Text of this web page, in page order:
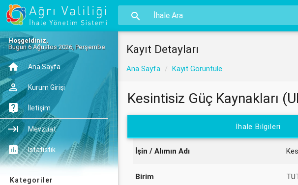
Hoşgeldiniz,
Bugün 6 Ağustos 2026, Perşembe
Ana Sayfa
Kurum Girişi
İletişim
Mevzuat
İstatistik
Kategoriler
Kayıt Detayları
Ana Sayfa Kayıt Görüntüle
Kesintisiz Güç Kaynakları
İhale Bilgileri
İşin / Alımın Adı
Birim